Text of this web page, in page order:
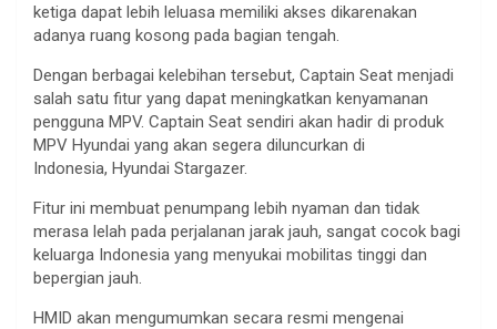
ketiga dapat lebih leluasa memiliki akses dikarenakan
adanya ruang kosong pada bagian tengah.
Dengan berbagai kelebihan tersebut, Captain Seat menjadi
salah satu fitur yang dapat meningkatkan kenyamanan
pengguna MPV. Captain Seat sendiri akan hadir di produk
MPV Hyundai yang akan segera diluncurkan di
Indonesia, Hyundai Stargazer.
Fitur ini membuat penumpang lebih nyaman dan tidak
merasa lelah pada perjalanan jarak jauh, sangat cocok bagi
keluarga Indonesia yang menyukai mobilitas tinggi dan
bepergian jauh.
HMID akan mengumumkan secara resmi mengenai